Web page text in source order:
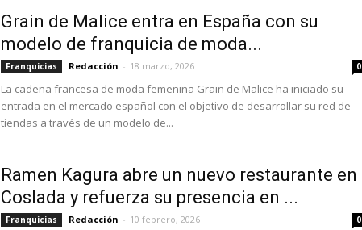
Grain de Malice entra en España con su
modelo de franquicia de moda...
Franquicias Redacción - 18 marzo, 2026 0
La cadena francesa de moda femenina Grain de Malice ha iniciado su
entrada en el mercado español con el objetivo de desarrollar su red de
tiendas a través de un modelo de...
Ramen Kagura abre un nuevo restaurante en
Coslada y refuerza su presencia en ...
Franquicias Redacción - 10 febrero, 2026 0